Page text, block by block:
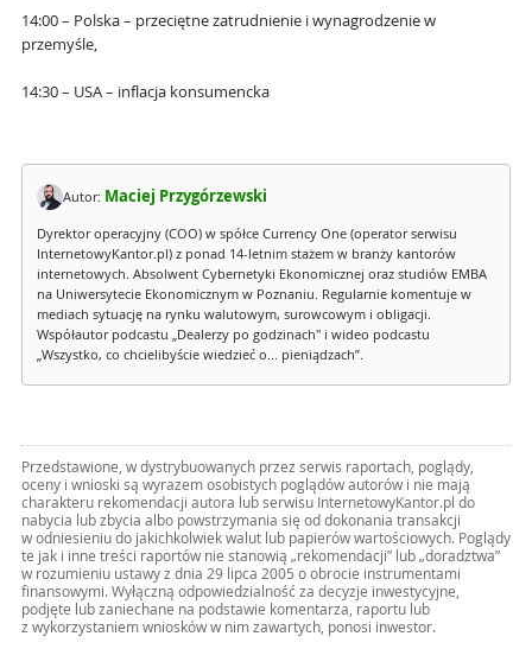
14:00 – Polska – przeciętne zatrudnienie i wynagrodzenie w
przemyśle,
14:30 – USA – inflacja konsumencka
Autor: Maciej Przygórzewski
Dyrektor operacyjny (COO) w spółce Currency One (operator serwisu
InternetowyKantor.pl) z ponad 14-letnim stażem w branży kantorów
internetowych. Absolwent Cybernetyki Ekonomicznej oraz studiów EMBA
na Uniwersytecie Ekonomicznym w Poznaniu. Regularnie komentuje w
mediach sytuację na rynku walutowym, surowcowym i obligacji.
Współautor podcastu „Dealerzy po godzinach" i wideo podcastu
„Wszystko, co chcielibyście wiedzieć o... pieniądzach”.
Przedstawione, w dystrybuowanych przez serwis raportach, poglądy,
oceny i wnioski są wyrazem osobistych poglądów autorów i nie mają
charakteru rekomendacji autora lub serwisu InternetowyKantor.pl do
nabycia lub zbycia albo powstrzymania się od dokonania transakcji
w odniesieniu do jakichkolwiek walut lub papierów wartościowych. Poglądy
te jak i inne treści raportów nie stanowią „rekomendacji” lub „doradztwa”
w rozumieniu ustawy z dnia 29 lipca 2005 o obrocie instrumentami
finansowymi. Wyłączną odpowiedzialność za decyzje inwestycyjne,
podjęte lub zaniechane na podstawie komentarza, raportu lub
z wykorzystaniem wniosków w nim zawartych, ponosi inwestor.